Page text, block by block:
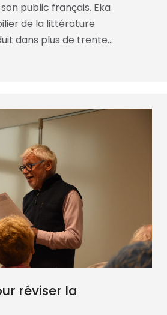
public français. Eka
de la littérature
dans plus de trente…
réviser la